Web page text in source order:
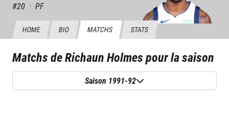
#20 · PF
HOME BIO MATCHS STATS
Matchs deRichaun Holmespour la saison
Saison 1991-92